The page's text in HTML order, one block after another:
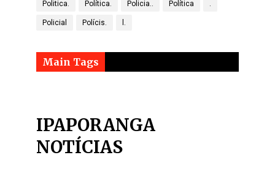
Politica. Política. Policia.. Política .
Policial Polícis. l.
Main Tags
IPAPORANGA
NOTÍCIAS